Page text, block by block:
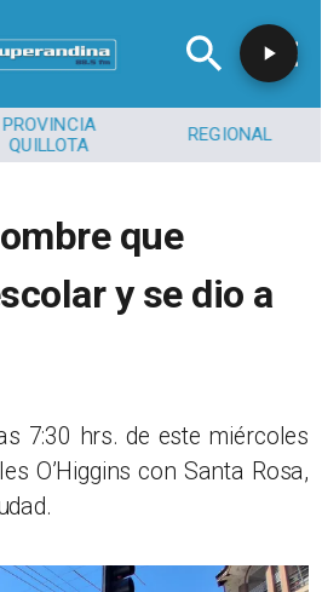
PROVINCIA
QUILLOTA
REGIONAL
que
y se dio a
7:30 hrs. de este miércoles
O’Higgins con Santa Rosa,